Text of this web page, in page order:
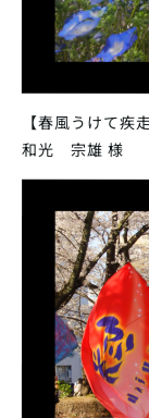
【春風うけて疾走
和光 宗雄 様